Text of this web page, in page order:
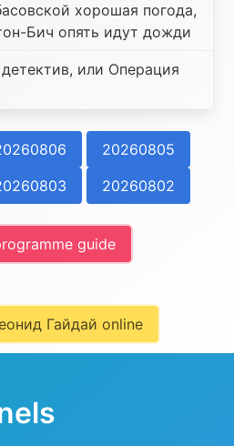
хорошая погода,
Бич опять идут дожди
или Операция
20260805
20260802
guide
Гайдай online